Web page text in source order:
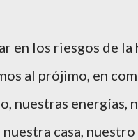
en los riesgos de
al prójimo, en
nuestras energías,
casa, nuestro